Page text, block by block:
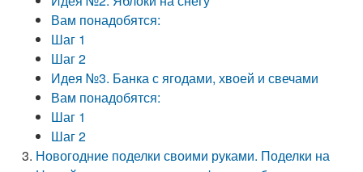
Вам понадобятся:
Шаг 1
Шаг 2
Идея №3. Банка с ягодами, хвоей и свечами
Вам понадобятся:
Шаг 1
Шаг 2
Новогодние поделки своими руками. Поделки на